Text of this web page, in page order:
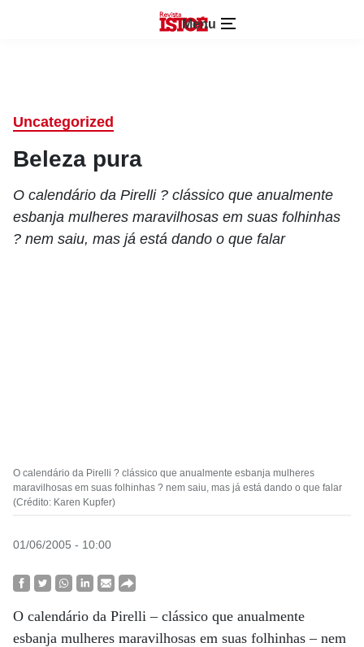
Menu
Uncategorized
Beleza pura
O calendário da Pirelli ? clássico que anualmente
esbanja mulheres maravilhosas em suas folhinhas
? nem saiu, mas já está dando o que falar
O calendário da Pirelli ? clássico que anualmente esbanja mulheres
maravilhosas em suas folhinhas ? nem saiu, mas já está dando o que falar
(Crédito: Karen Kupfer)
01/06/2005 - 10:00
O calendário da Pirelli – clássico que anualmente
esbanja mulheres maravilhosas em suas folhinhas – nem